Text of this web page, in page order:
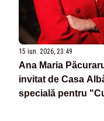
15 iun. 2026, 23:49
Ana Maria
invitat de Casa
specială pentru